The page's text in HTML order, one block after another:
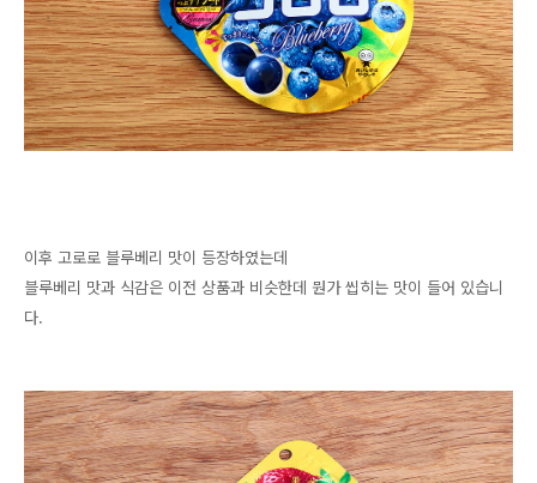
이후 고로로 블루베리 맛이 등장하였는데
블루베리 맛과 식감은 이전 상품과 비슷한데 뭔가 씹히는 맛이 들어 있습니
다.